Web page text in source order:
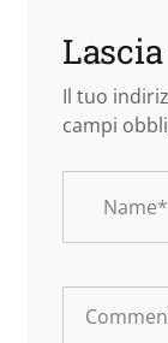
Il tuo
campi